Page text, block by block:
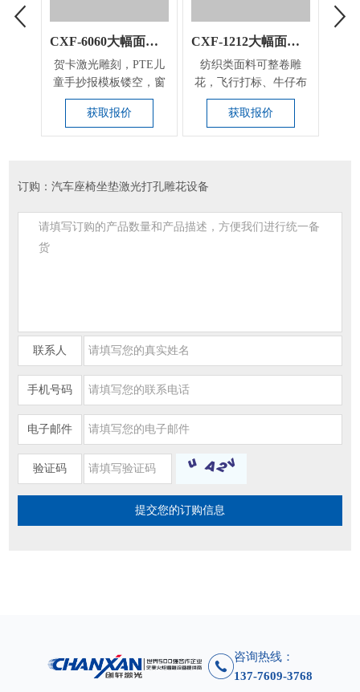
CXF-6060大幅面飞行激光雕花机
贺卡激光雕刻，PTE儿
童手抄报模板镂空，窗
花激光镂空，请柬激...
获取报价
CXF-1212大幅面动态射频打标机
纺织类面料可整卷雕
花，飞行打标、牛仔布
雕花、激光水洗
获取报价
订购：汽车座椅坐垫激光打孔雕花设备
联系人
手机号码
电子邮件
验证码
咨询热线：
137-7609-3768